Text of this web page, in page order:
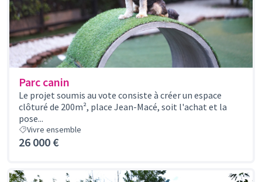
Parc canin
Le projet soumis au vote consiste à créer un espace
clôturé de 200m², place Jean-Macé, soit l'achat et la
pose...
Vivre ensemble
26 000 €